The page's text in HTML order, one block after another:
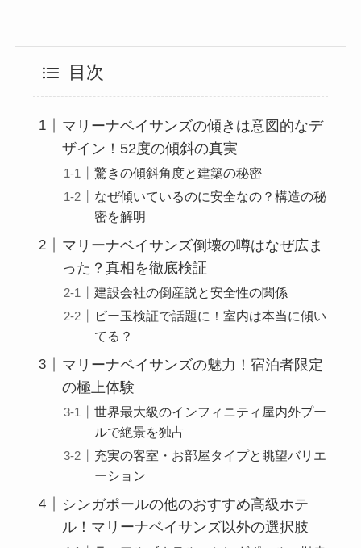
目次
マリーナベイサンズの傾きは意図的なデ
ザイン！52度の傾斜の真実
驚きの傾斜角度と建築の秘密
なぜ傾いているのに安全なの？構造の秘
密を解明
マリーナベイサンズ倒壊の噂はなぜ広ま
った？真相を徹底検証
建設会社の倒産説と安全性の関係
ビー玉検証で話題に！室内は本当に傾い
てる？
マリーナベイサンズの魅力！宿泊者限定
の極上体験
世界最大級のインフィニティ屋内外プー
ルで絶景を独占
充実の客室・お部屋タイプと眺望バリエ
ーション
シンガポールの他のおすすめ高級ホテ
ル！マリーナベイサンズ以外の選択肢